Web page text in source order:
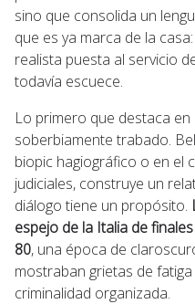
sino que consolida un
que es ya marca de la
realista puesta al servicio
todavía escuece.
Lo primero que destaca en
soberbiamente trabado.
biopic hagiográfico o en el
judiciales, construye un
diálogo tiene un propósito.
espejo de la Italia de
80, una época de
mostraban grietas de
criminalidad organizada.